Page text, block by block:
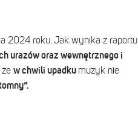
2024 roku. Jak wynika z raportu
urazów oraz wewnętrznego i
że w chwili upadku muzyk nie